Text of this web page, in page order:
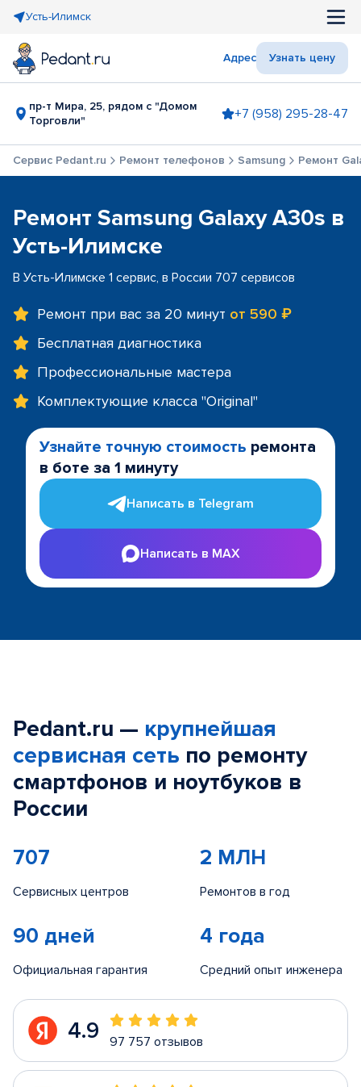
Усть-Илимск
Адрес Узнать цену
пр-т Мира, 25, рядом с "Домом
Торговли"
+7 (958) 295-28-47
Сервис Pedant.ru Ремонт телефонов Samsung Ремонт
Ремонт Samsung Galaxy A30s в
Усть-Илимске
В Усть-Илимске 1 сервис, в России 707 сервисов
Ремонт при вас за 20 минут от 590 ₽
Бесплатная диагностика
Профессиональные мастера
Комплектующие класса "Original"
Узнайте точную стоимость ремонта
в боте за 1 минуту
Написать в Telegram
Написать в MAX
Pedant.ru — крупнейшая
сервисная сеть по ремонту
смартфонов и ноутбуков в
России
707
Сервисных центров
2 МЛН
Ремонтов в год
90 дней
Официальная гарантия
4 года
Средний опыт инженера
4.9 97 757 отзывов